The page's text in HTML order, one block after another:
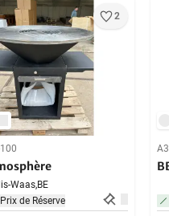
2
Waas,BE
de Réserve